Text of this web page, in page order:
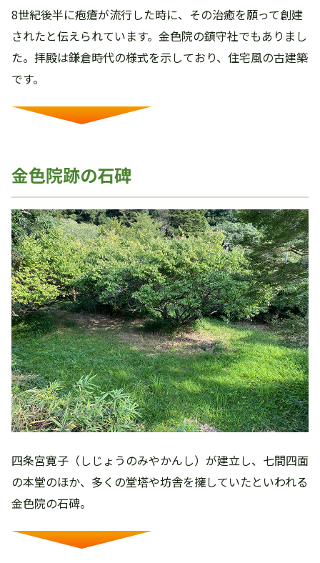
8世紀後半に疱瘡が流行した時に、その治癒を願って創建
されたと伝えられています。金色院の鎮守社でもありまし
た。拝殿は鎌倉時代の様式を示しており、住宅風の古建築
です。
金色院跡の石碑
四条宮寛子（しじょうのみやかんし）が建立し、七間四面
の本堂のほか、多くの堂塔や坊舎を擁していたといわれる
金色院の石碑。